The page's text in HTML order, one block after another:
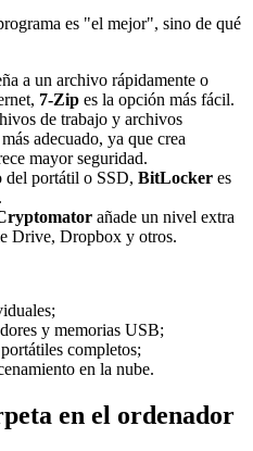
es "el mejor", sino de qué
a un archivo rápidamente o
7-Zip es la opción más fácil.
de trabajo y archivos
más adecuado, ya que crea
mayor seguridad.
del portátil o SSD, BitLocker es
añade un nivel extra
Drive, Dropbox y otros.
y memorias USB;
completos;
en la nube.
en el ordenador